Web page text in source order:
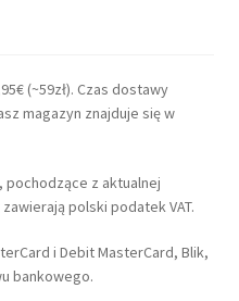
(~59zł). Czas dostawy
magazyn znajduje się w
pochodzące z aktualnej
polski podatek VAT.
i Debit MasterCard, Blik,
bankowego.